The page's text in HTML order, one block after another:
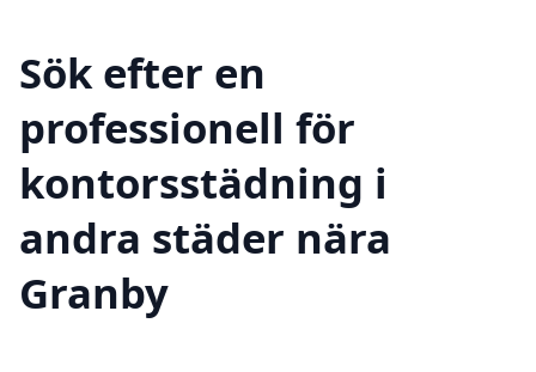
Sök efter en
professionell för
kontorsstädning i
andra städer nära
Granby